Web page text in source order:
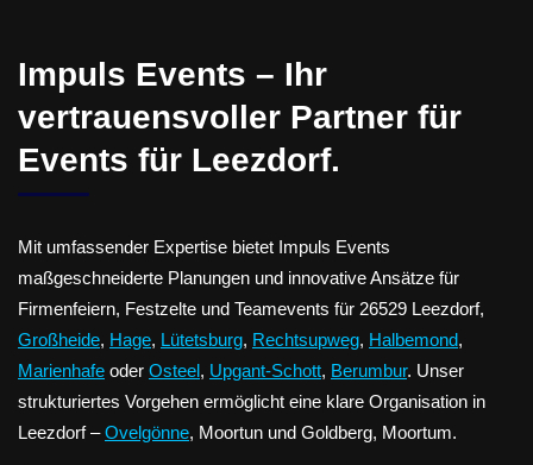
Impuls Events – Ihr
vertrauensvoller Partner für
Events für Leezdorf.
Mit umfassender Expertise bietet Impuls Events
maßgeschneiderte Planungen und innovative Ansätze für
Firmenfeiern, Festzelte und Teamevents für 26529 Leezdorf,
Großheide, Hage, Lütetsburg, Rechtsupweg, Halbemond,
Marienhafe oder Osteel, Upgant-Schott, Berumbur. Unser
strukturiertes Vorgehen ermöglicht eine klare Organisation in
Leezdorf –Ovelgönne, Moortun und Goldberg, Moortum.